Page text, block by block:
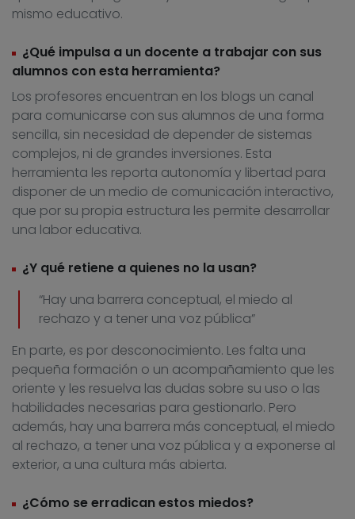
mismo educativo.
¿Qué impulsa a un docente a trabajar con sus
alumnos con esta herramienta?
Los profesores encuentran en los blogs un canal
para comunicarse con sus alumnos de una forma
sencilla, sin necesidad de depender de sistemas
complejos, ni de grandes inversiones. Esta
herramienta les reporta autonomía y libertad para
disponer de un medio de comunicación interactivo,
que por su propia estructura les permite desarrollar
una labor educativa.
¿Y qué retiene a quienes no la usan?
“Hay una barrera conceptual, el miedo al
rechazo y a tener una voz pública”
En parte, es por desconocimiento. Les falta una
pequeña formación o un acompañamiento que les
oriente y les resuelva las dudas sobre su uso o las
habilidades necesarias para gestionarlo. Pero
además, hay una barrera más conceptual, el miedo
al rechazo, a tener una voz pública y a exponerse al
exterior, a una cultura más abierta.
¿Cómo se erradican estos miedos?